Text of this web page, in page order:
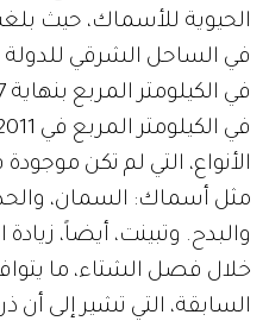
الحيوية للأسماك، حيث
الأنواع، التي لم تكن
مثل أسماك: السمان،
والبدح. وتبينت، أيضاً،
خلال فصل الشتاء، ما
السابقة، التي تشير إلى